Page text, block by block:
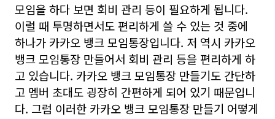
모임을 하다 보면 회비 관리 등이 필요하게 됩니다.
이럴 때 투명하면서도 편리하게 쓸 수 있는 것 중에
하나가 카카오 뱅크 모임통장입니다. 저 역시 카카오
뱅크 모임통장 만들어서 회비 관리 등을 편리하게 하
고 있습니다. 카카오 뱅크 모임통장 만들기도 간단하
고 멤버 초대도 굉장히 간편하게 되어 있기 때문입니
다. 그럼 이러한 카카오 뱅크 모임통장 만들기 어떻게